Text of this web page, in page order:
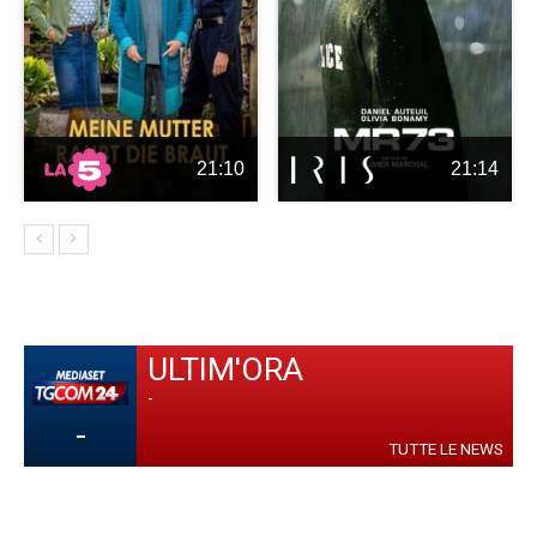
21:10 21:14
-
ULTIM'ORA
-
TUTTE LE NEWS